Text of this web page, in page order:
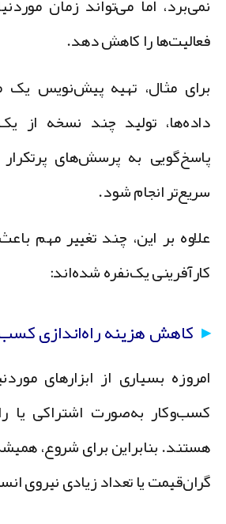
را کاهش دهد.
مثال، تهیه پیش‌نویس یک
تولید چند نسخه از یک
به پرسش‌های پرتکرار
انجام شود.
بر این، چند تغییر مهم باعث
یک‌نفره شده‌اند:
کاهش هزینه راه‌اندازی
بسیاری از ابزارهای
به‌صورت اشتراکی یا
بنابراین برای شروع، همیشه
یا تعداد زیادی نیروی